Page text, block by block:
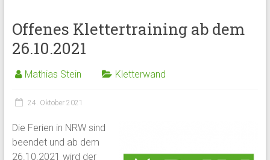
Offenes Klettertraining ab dem
26.10.2021
Mathias Stein Kletterwand
24. Oktober 2021
Die Ferien in NRW sind
beendet und ab dem
26.10.2021 wird der